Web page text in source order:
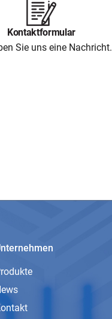
Kontaktformular
Sie uns eine Nachricht.